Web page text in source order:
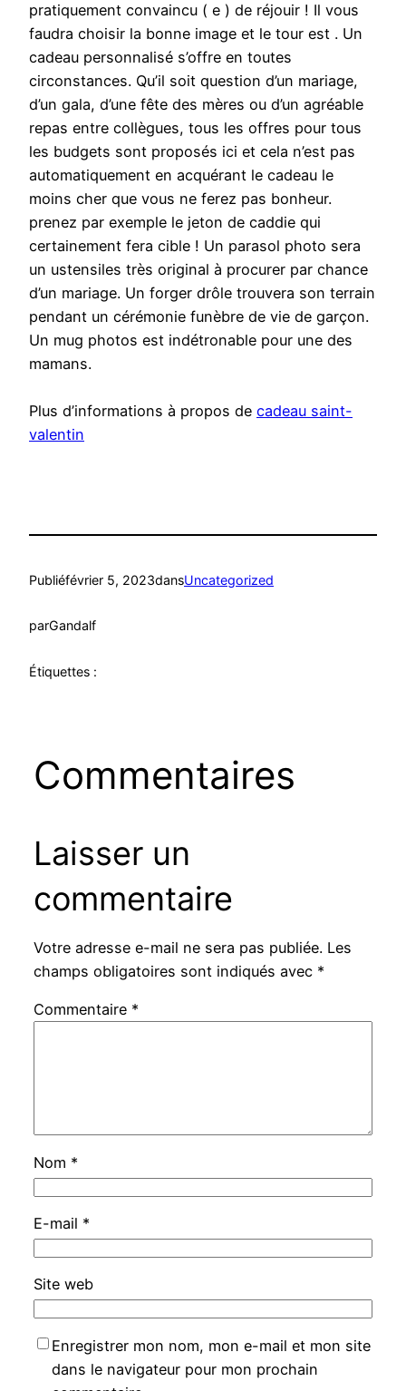
pratiquement convaincu ( e ) de réjouir ! Il vous
faudra choisir la bonne image et le tour est . Un
cadeau personnalisé s’offre en toutes
circonstances. Qu’il soit question d’un mariage,
d’un gala, d’une fête des mères ou d’un agréable
repas entre collègues, tous les offres pour tous
les budgets sont proposés ici et cela n’est pas
automatiquement en acquérant le cadeau le
moins cher que vous ne ferez pas bonheur.
prenez par exemple le jeton de caddie qui
certainement fera cible ! Un parasol photo sera
un ustensiles très original à procurer par chance
d’un mariage. Un forger drôle trouvera son terrain
pendant un cérémonie funèbre de vie de garçon.
Un mug photos est indétronable pour une des
mamans.
Plus d’informations à propos de cadeau saint-
valentin
Publiéfévrier 5, 2023dansUncategorized
parGandalf
Étiquettes :
Commentaires
Laisser un
commentaire
Votre adresse e-mail ne sera pas publiée. Les
champs obligatoires sont indiqués avec *
Commentaire *
Nom *
E-mail *
Site web
Enregistrer mon nom, mon e-mail et mon site
dans le navigateur pour mon prochain